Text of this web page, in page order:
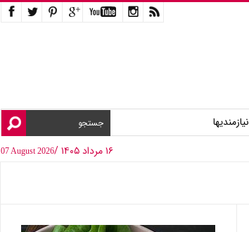
نیازمندیها
۱۶ مرداد ۱۴۰۵ /
07 August 2026